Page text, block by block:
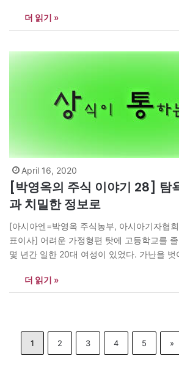
초대받지 못했다. 개미들은 담 너머로 들리
이 아팠다. 이런 시장에서도 수익을 내지 못
더 읽기 »
April 16, 2020
[박영옥의 주식 이야기 28] 탐
과 치밀한 정보로
[아시아엔=박영옥 주식농부, 아시아기자협
표이사] 어려운 가정형편 탓에 고등학교를
몇 년간 일한 20대 여성이 있었다. 가난을 벗
리던 1등 당첨은 남의 이야기일 뿐이었다. 다
선택한 것은 주식투자였다. 복권을 사던 돈
더 읽기 »
1 2 3 4 5 »